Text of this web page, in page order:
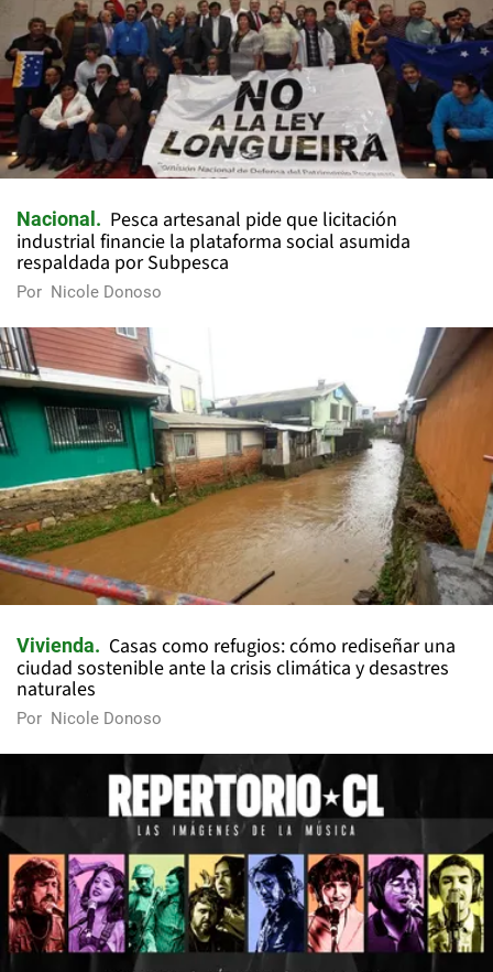
Nacional
Pesca artesanal pide que licitación
industrial financie la plataforma social asumida
respaldada por Subpesca
Por Nicole Donoso
Vivienda
Casas como refugios: cómo rediseñar una
ciudad sostenible ante la crisis climática y desastres
naturales
Por Nicole Donoso